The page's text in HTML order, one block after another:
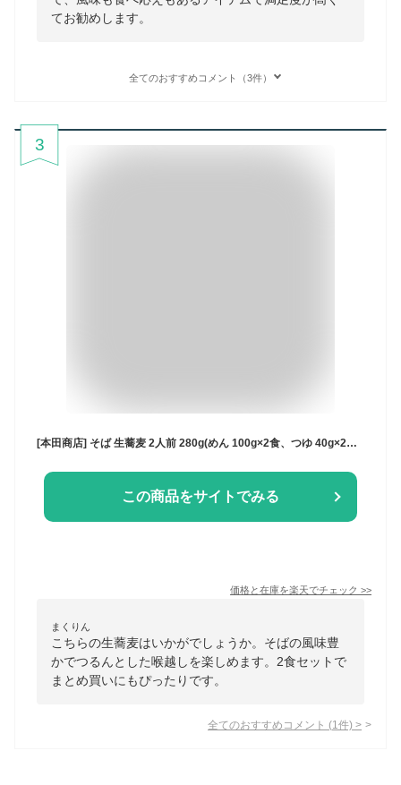
てお勧めします。
全てのおすすめコメント（3件）
3
[本田商店] そば 生蕎麦 2人前 280g(めん 100g×2食、つゆ 40g×2食)×5 /蕎麦 出雲そば 生麺 島根 出雲 食品 麺 夜食 軽食 年越しそば 年末年始 時短 お土産 ソバ 袋そば
この商品をサイトでみる
価格と在庫を楽天でチェック >>
まくりん
こちらの生蕎麦はいかがでしょうか。そばの風味豊
かでつるんとした喉越しを楽しめます。2食セットで
まとめ買いにもぴったりです。
全てのおすすめコメント (1 件) >